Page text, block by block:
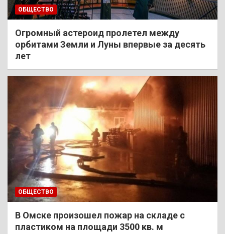
ОБЩЕСТВО
Огромный астероид пролетел между
орбитами Земли и Луны впервые за десять
лет
ОБЩЕСТВО
В Омске произошел пожар на складе с
пластиком на площади 3500 кв. м